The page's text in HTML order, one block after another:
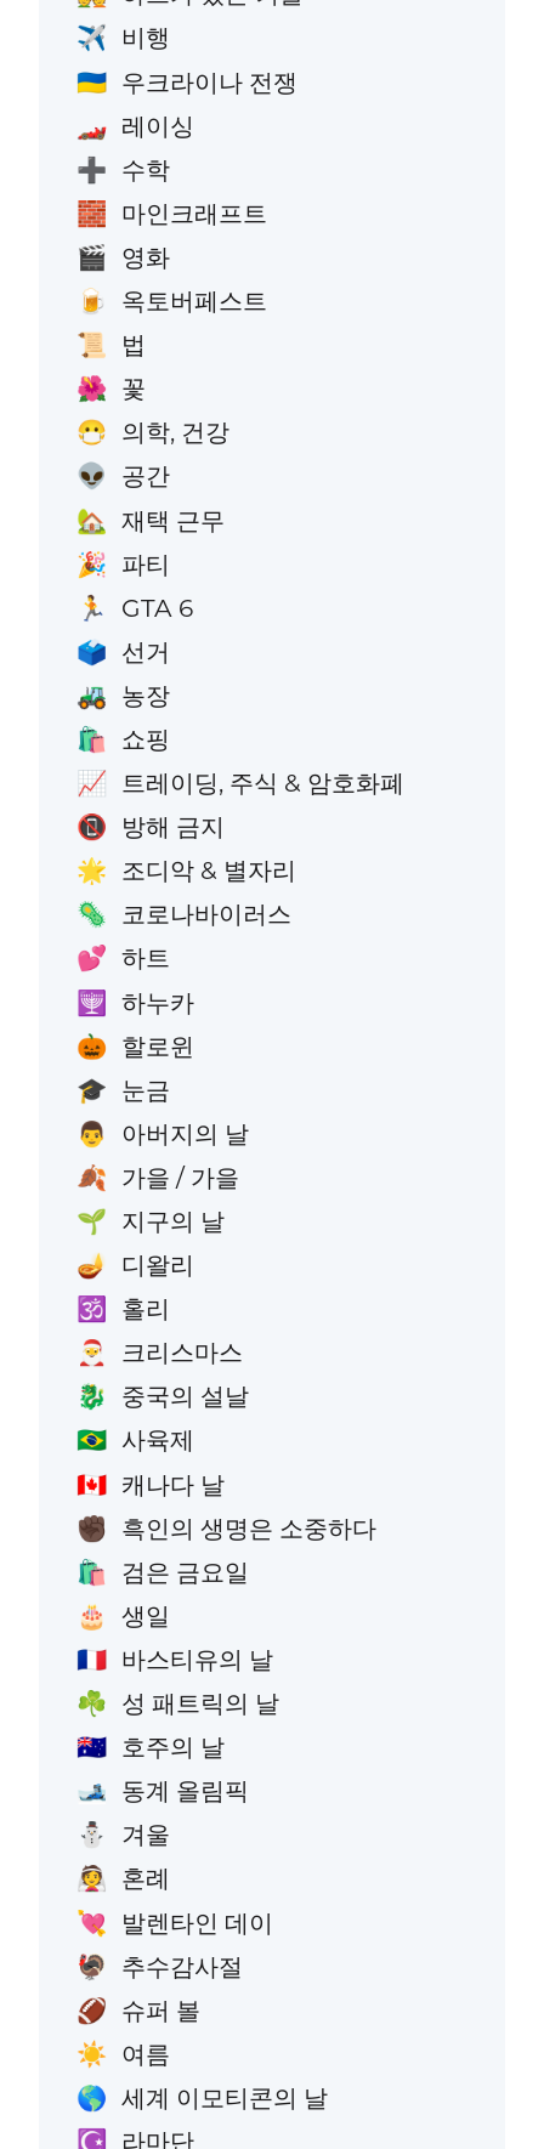
✈️ 비행
🇺🇦 우크라이나 전쟁
🏎️ 레이싱
➕ 수학
🧱 마인크래프트
🎬 영화
🍺 옥토버페스트
📜 법
🌺 꽃
😷 의학, 건강
👽 공간
🏡 재택 근무
🎉 파티
🏃 GTA 6
🗳️ 선거
🚜 농장
🛍️ 쇼핑
📈 트레이딩, 주식 & 암호화폐
📵 방해 금지
🌟 조디악 & 별자리
🦠 코로나바이러스
💕 하트
🕎 하누카
🎃 할로윈
🎓 눈금
👨 아버지의 날
🍂 가을 / 가을
🌱 지구의 날
🪔 디왈리
🕉️ 홀리
🎅 크리스마스
🐉 중국의 설날
🇧🇷 사육제
🇨🇦 캐나다 날
✊🏿 흑인의 생명은 소중하다
🛍️ 검은 금요일
🎂 생일
🇫🇷 바스티유의 날
☘️ 성 패트릭의 날
🇦🇺 호주의 날
🎿 동계 올림픽
⛄ 겨울
👰 혼례
💘 발렌타인 데이
🦃 추수감사절
🏈 슈퍼 볼
☀️ 여름
🌎 세계 이모티콘의 날
☪️ 라마단